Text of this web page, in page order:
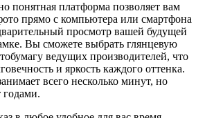
понятная платформа позволяет вам
прямо с компьютера или смартфона
просмотр вашей будущей
Вы сможете выбрать глянцевую
ведущих производителей, что
и яркость каждого оттенка.
всего несколько минут, но
годами.